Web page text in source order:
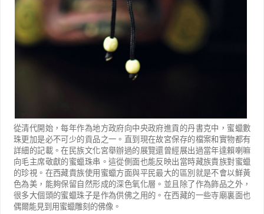
從清代開始，每年作為地方政府向中央政府進貢的丹書克中，蜜蠟數
珠更加是必不可少的貢品之一。直到現在故宮保存的檔案和實物都有
詳細的記載。在民族文化宮舉辦過的展覽還曾經展出過當年達賴喇嘛
向毛主席敬獻的蜜蠟珠串。這從側面也能反映出當時藏族貴族對蜜蠟
的珍視。在西藏貴族使用蜜蠟方面與平民最大的區別就是不會以鮮黃
色為美，能夠保留自然形成的深色氧化層。並且除了作為飾品之外，
很多大個頭的蜜蠟珠子是作為供佛之用的。在西藏的一些寺廟裏面也
偶爾能見到用蜜蠟雕刻的佛像。